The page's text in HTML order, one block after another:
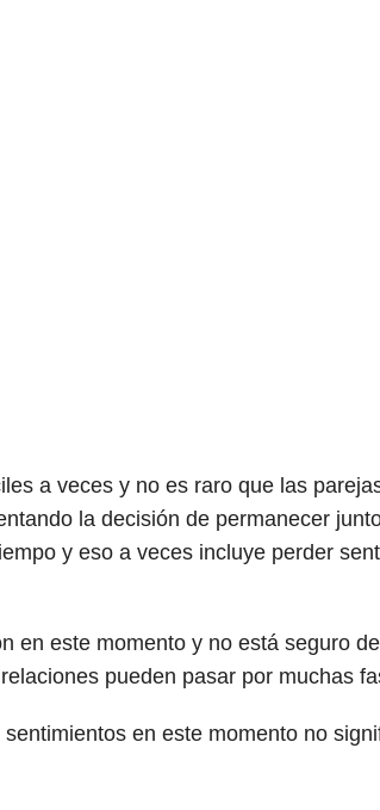
a veces y no es raro que las
la decisión de permanecer
y eso a veces incluye perder
en este momento y no está seguro
pueden pasar por muchas
en este momento no